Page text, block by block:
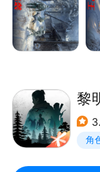
在踏足末日世界之
4202版》！
【基因变异】末日
她/它们；
【驯服尸王】你将
强；
黎
角